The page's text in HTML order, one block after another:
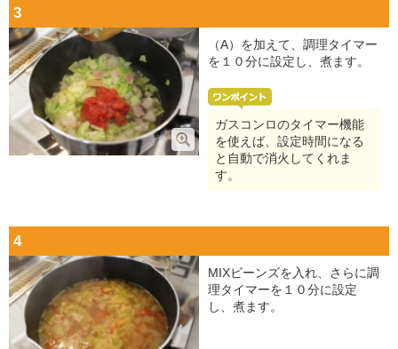
3
（A）を加えて、調理タイマー
を１０分に設定し、煮ます。
ガスコンロのタイマー機能
を使えば、設定時間になる
と自動で消火してくれま
す。
4
MIXビーンズを入れ、さらに調
理タイマーを１０分に設定
し、煮ます。